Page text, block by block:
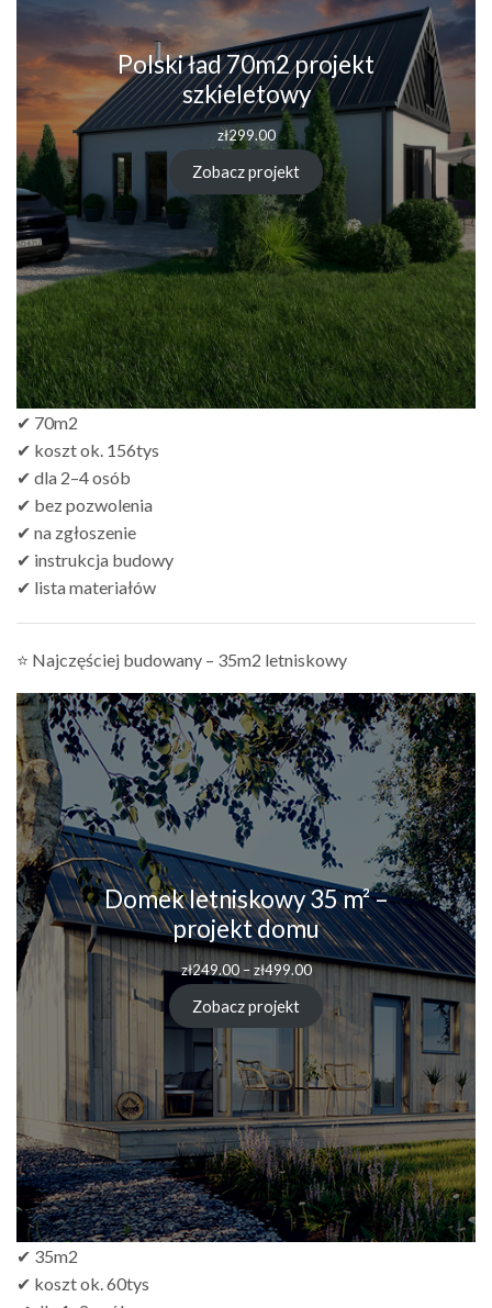
Polski ład 70m2 projekt
szkieletowy
zł299.00
Zobacz projekt
✔ 70m2
✔ koszt ok. 156tys
✔ dla 2–4 osób
✔ bez pozwolenia
✔ na zgłoszenie
✔ instrukcja budowy
✔ lista materiałów
⭐ Najczęściej budowany – 35m2 letniskowy
Domek letniskowy 35 m² –
projekt domu
zł249.00 – zł499.00Zakres
zł249.00
zł499.00
Zobacz projekt
✔ 35m2
✔ koszt ok. 60tys